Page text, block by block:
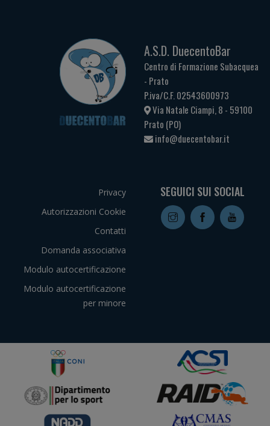
A.S.D. DuecentoBar
Centro di Formazione Subacquea
- Prato
P.iva/C.F. 02543600973
Via Natale Ciampi, 8 - 59100
Prato (PO)
info@duecentobar.it
Privacy
Autorizzazioni Cookie
Contatti
Domanda associativa
Modulo autocertificazione
Modulo autocertificazione
per minore
SEGUICI SUI SOCIAL